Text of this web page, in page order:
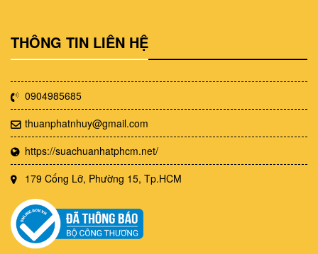
THÔNG TIN LIÊN HỆ
0904985685
thuanphatnhuy@gmail.com
https://suachuanhatphcm.net/
179 Cống Lỡ, Phường 15, Tp.HCM